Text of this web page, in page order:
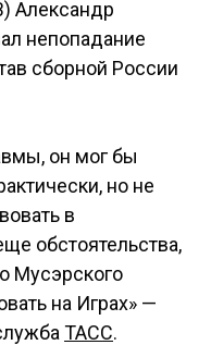
Александр
непопадание
сборной России
он мог бы
но не
в
обстоятельства,
Мусэрского
на Играх» —
ТАСС.